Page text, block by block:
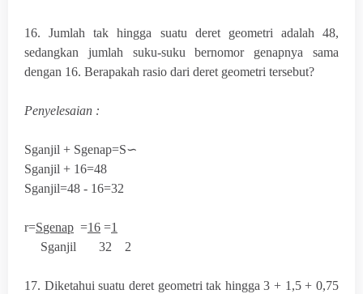
16. Jumlah tak hingga suatu deret geometri adalah 48,
sedangkan jumlah suku-suku bernomor genapnya sama
dengan 16. Berapakah rasio dari deret geometri tersebut?
Penyelesaian :
Sganjil + Sgenap=S∽
Sganjil + 16=48
Sganjil=48 - 16=32
r=Sgenap =16 =1
Sganjil 32 2
17. Diketahui suatu deret geometri tak hingga 3 + 1,5 + 0,75